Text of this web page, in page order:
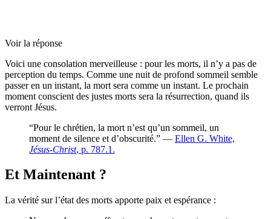
Voir la réponse
Voici une consolation merveilleuse : pour les morts, il n’y a pas de
perception du temps. Comme une nuit de profond sommeil semble
passer en un instant, la mort sera comme un instant. Le prochain
moment conscient des justes morts sera la résurrection, quand ils
verront Jésus.
“Pour le chrétien, la mort n’est qu’un sommeil, un
moment de silence et d’obscurité.” — Ellen G. White,
Jésus-Christ, p. 787.1.
Et Maintenant ?
La vérité sur l’état des morts apporte paix et espérance :